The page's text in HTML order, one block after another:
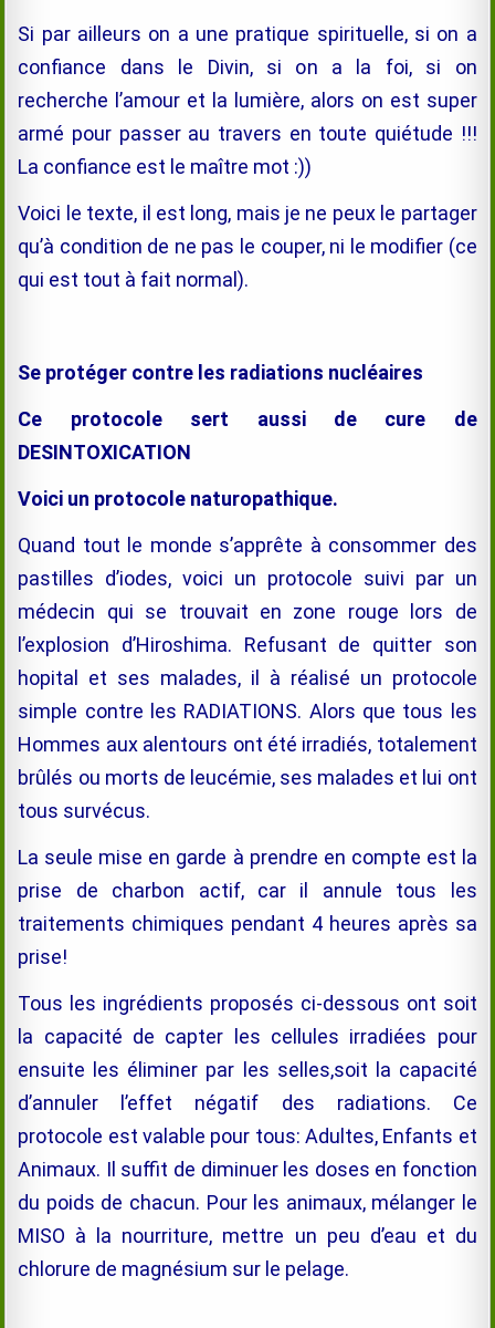
Si par ailleurs on a une pratique spirituelle, si on a
confiance dans le Divin, si on a la foi, si on
recherche l’amour et la lumière, alors on est super
armé pour passer au travers en toute quiétude !!!
La confiance est le maître mot :))
Voici le texte, il est long, mais je ne peux le partager
qu’à condition de ne pas le couper, ni le modifier (ce
qui est tout à fait normal).
Se protéger contre les radiations nucléaires
Ce protocole sert aussi de cure de
DESINTOXICATION
Voici un protocole naturopathique.
Quand tout le monde s’apprête à consommer des
pastilles d’iodes, voici un protocole suivi par un
médecin qui se trouvait en zone rouge lors de
l’explosion d’Hiroshima. Refusant de quitter son
hopital et ses malades, il à réalisé un protocole
simple contre les RADIATIONS. Alors que tous les
Hommes aux alentours ont été irradiés, totalement
brûlés ou morts de leucémie, ses malades et lui ont
tous survécus.
La seule mise en garde à prendre en compte est la
prise de charbon actif, car il annule tous les
traitements chimiques pendant 4 heures après sa
prise!
Tous les ingrédients proposés ci-dessous ont soit
la capacité de capter les cellules irradiées pour
ensuite les éliminer par les selles,soit la capacité
d’annuler l’effet négatif des radiations. Ce
protocole est valable pour tous: Adultes, Enfants et
Animaux. Il suffit de diminuer les doses en fonction
du poids de chacun. Pour les animaux, mélanger le
MISO à la nourriture, mettre un peu d’eau et du
chlorure de magnésium sur le pelage.